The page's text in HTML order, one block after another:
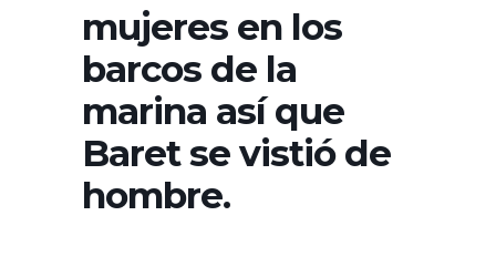
mujeres en los
barcos de la
marina así que
Baret se vistió de
hombre.